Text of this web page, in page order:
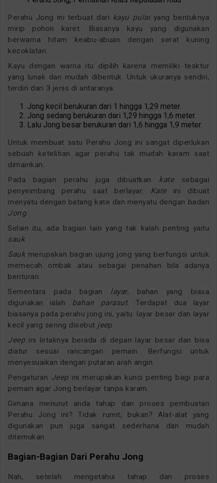
Perahu Jong ini terbuat dari kayu pulaiyang bentuknya
mirip pohon karet. Biasanya kayu yang digunakan
berwarna hitam keabu-abuan dengan serat kuning
kecoklatan.
Kayu dengan warna itu dipilih karena memiliki tesktur
yang lunak dan mudah dibentuk. Untuk ukuranya sendiri,
terdiri dari 3 jenis di antaranya:
Jong kecil berukuran dari 1 hingga 1,29 meter.
Jong sedang berukuran dari 1,29 hingga 1,6 meter.
Lalu Jong besar berukuran dari 1,6 hingga 1,9 meter.
Untuk membuat satu Perahu Jong ini sangat diperlukan
sebuah ketelitian agar perahu tak mudah karam saat
dimainkan.
Pada bagian perahu juga dibuatkan katesebagai
penyeimbang perahu saat berlayar.
Kateini dibuat
menyatu dengan batang kate dan menyatu dengan badan
Jong.
Selain itu, ada bagian lain yang tak kalah penting yaitu
sauk.
Saukmerupakan bagian ujung jong yang berfungsi untuk
memecah ombak atau sebagai penahan bila adanya
benturan.
Sementara pada bagian layar, bahan yang biasa
digunakan ialah bahan parasut. Terdapat dua layar
biasanya pada perahu jong ini, yaitu: layar besar dan layar
kecil yang sering disebut jeep.
Jeep ini letaknya berada di depan layar besar dan bisa
diatur sesuai rancangan pemain. Berfungsi untuk
menyesuaikan dengan putaran arah angin.
Pengaturan Jeep ini merupakan kunci penting bagi para
pemain agar Jong berlayar tanpa karam.
Gimana menurut anda tahap dan proses pembuatan
Perahu Jong ini? Tidak rumit, bukan? Alat-alat yang
digunakan pun juga sangat sederhana dan mudah
ditemukan.
Bagian-Bagian Dari Perahu Jong
Nah, setelah mengetahui tahap dan proses